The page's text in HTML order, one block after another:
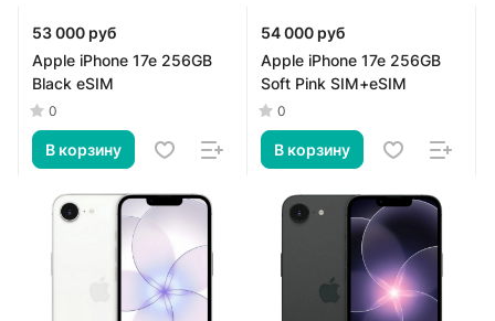
53 000 руб
Apple iPhone 17e 256GB
Black eSIM
0
В корзину
54 000 руб
Apple iPhone 17e 256GB
Soft Pink SIM+eSIM
0
В корзину